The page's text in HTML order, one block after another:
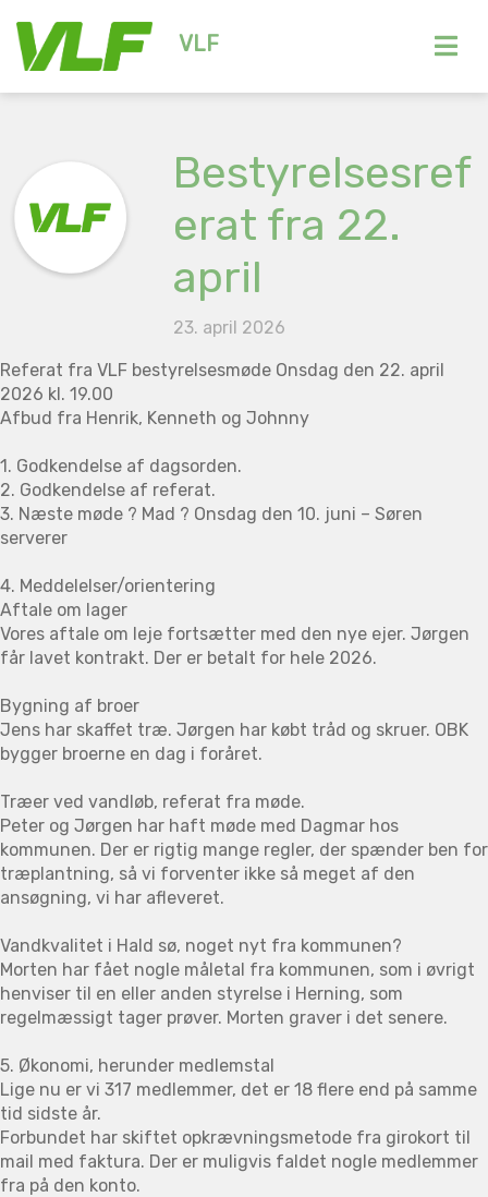
VLF
Bestyrelsesref
erat fra 22.
april
23. april 2026
Referat fra VLF bestyrelsesmøde Onsdag den 22. april
2026 kl. 19.00
Afbud fra Henrik, Kenneth og Johnny
1. Godkendelse af dagsorden.
2. Godkendelse af referat.
3. Næste møde ? Mad ? Onsdag den 10. juni – Søren
serverer
4. Meddelelser/orientering
Aftale om lager
Vores aftale om leje fortsætter med den nye ejer. Jørgen
får lavet kontrakt. Der er betalt for hele 2026.
Bygning af broer
Jens har skaffet træ. Jørgen har købt tråd og skruer. OBK
bygger broerne en dag i foråret.
Træer ved vandløb, referat fra møde.
Peter og Jørgen har haft møde med Dagmar hos
kommunen. Der er rigtig mange regler, der spænder ben for
træplantning, så vi forventer ikke så meget af den
ansøgning, vi har afleveret.
Vandkvalitet i Hald sø, noget nyt fra kommunen?
Morten har fået nogle måletal fra kommunen, som i øvrigt
henviser til en eller anden styrelse i Herning, som
regelmæssigt tager prøver. Morten graver i det senere.
5. Økonomi, herunder medlemstal
Lige nu er vi 317 medlemmer, det er 18 flere end på samme
tid sidste år.
Forbundet har skiftet opkrævningsmetode fra girokort til
mail med faktura. Der er muligvis faldet nogle medlemmer
fra på den konto.